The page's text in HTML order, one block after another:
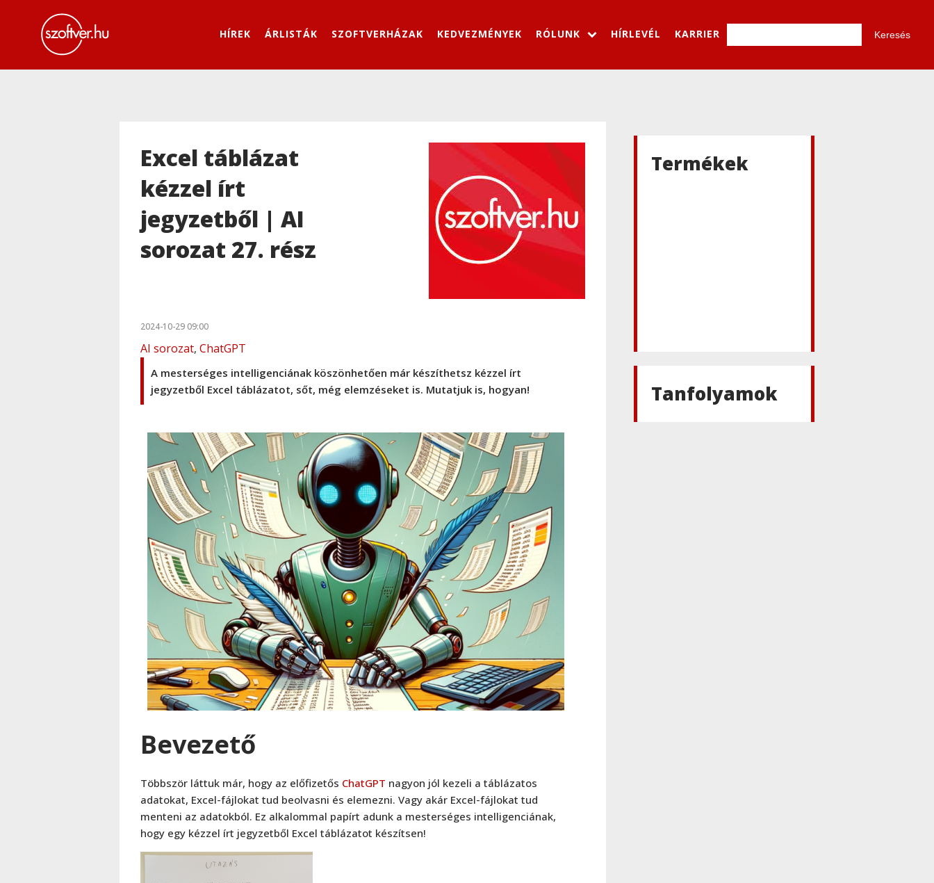
HÍREK ÁRLISTÁK SZOFTVERHÁZAK KEDVEZMÉNYEK RÓLUNK HÍRLEVÉL KARRIER
Excel táblázat
kézzel írt
jegyzetből | AI
sorozat 27. rész
2024-10-29 09:00
AI sorozat, ChatGPT
A mesterséges intelligenciának köszönhetően már készíthetsz kézzel írt
jegyzetből Excel táblázatot, sőt, még elemzéseket is. Mutatjuk is, hogyan!
Bevezető
Többször láttuk már, hogy az előfizetős ChatGPT nagyon jól kezeli a táblázatos
adatokat, Excel-fájlokat tud beolvasni és elemezni. Vagy akár Excel-fájlokat tud
menteni az adatokból. Ez alkalommal papírt adunk a mesterséges intelligenciának,
hogy egy kézzel írt jegyzetből Excel táblázatot készítsen!
Termékek
Tanfolyamok